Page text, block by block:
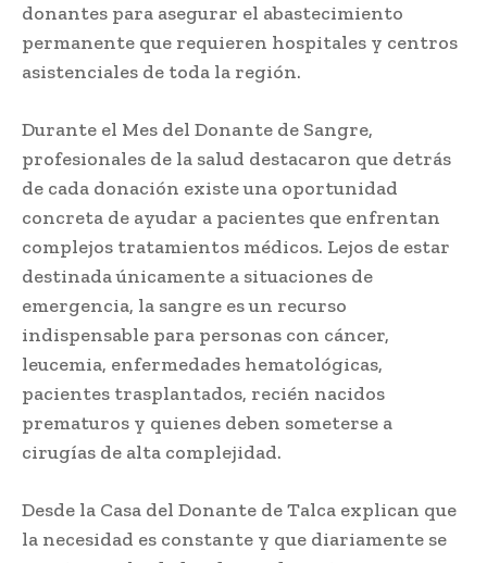
donantes para asegurar el abastecimiento
permanente que requieren hospitales y centros
asistenciales de toda la región.
Durante el Mes del Donante de Sangre,
profesionales de la salud destacaron que detrás
de cada donación existe una oportunidad
concreta de ayudar a pacientes que enfrentan
complejos tratamientos médicos. Lejos de estar
destinada únicamente a situaciones de
emergencia, la sangre es un recurso
indispensable para personas con cáncer,
leucemia, enfermedades hematológicas,
pacientes trasplantados, recién nacidos
prematuros y quienes deben someterse a
cirugías de alta complejidad.
Desde la Casa del Donante de Talca explican que
la necesidad es constante y que diariamente se